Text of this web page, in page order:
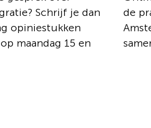
Schrijf je dan
opiniestukken
maandag 15 en
de